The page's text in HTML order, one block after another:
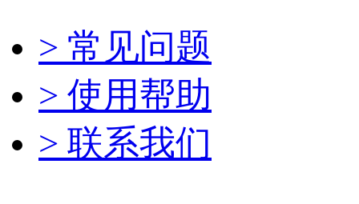
> 常见问题
> 使用帮助
> 联系我们